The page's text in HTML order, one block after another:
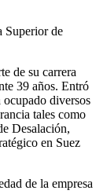
Superior de
de su carrera
39 años. Entró
diversos
tales como
Desalación,
en Suez
de la empresa